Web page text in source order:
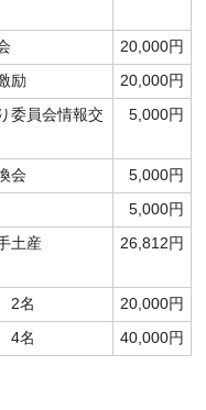
20,000円
励 20,000円
委員会情報交
5,000円
会 5,000円
5,000円
土産 26,812円
2名 20,000円
4名 40,000円